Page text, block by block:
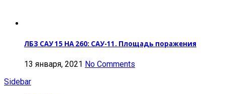
ЛБЗ САУ 15 НА 260: САУ-11. Площадь поражения
13 января, 2021 No Comments
Sidebar